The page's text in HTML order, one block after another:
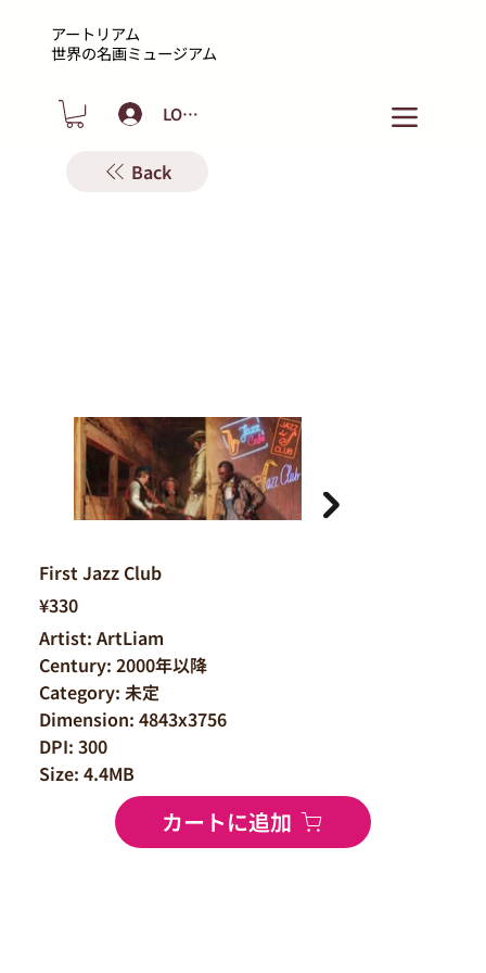
アートリアム
​世界の名画ミュージアム
LOGIN
Back
¥330
Artist: ArtLiam
Century: 2000年以降
Category: 未定
Dimension: 4843x3756
DPI: 300
Size: 4.4MB
カートに追加
First Jazz Club